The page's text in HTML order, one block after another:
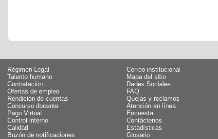
Régimen Legal
Talento humano
Contratación
Ofertas de empleo
Rendición de cuentas
Concurso docente
Pago Virtual
Control interno
Calidad
Buzón de notificaciones
Correo institucional
Mapa del sitio
Redes Sociales
FAQ
Quejas y reclamos
Atención en línea
Encuesta
Contáctenos
Estadísticas
Glosario